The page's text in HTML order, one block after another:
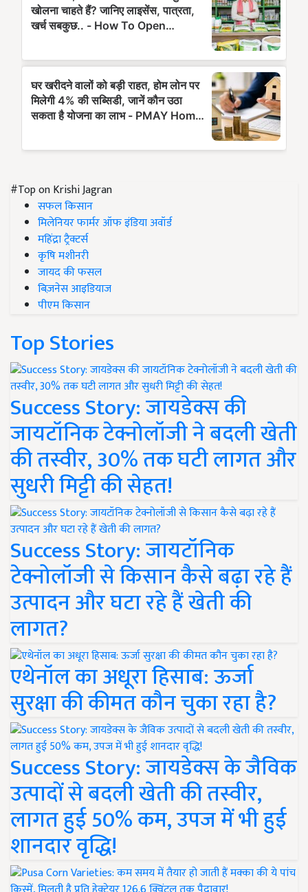
#Top on Krishi Jagran
सफल किसान
मिलेनियर फार्मर ऑफ इंडिया अवॉर्ड
महिंद्रा ट्रैक्टर्स
कृषि मशीनरी
जायद की फसल
बिज़नेस आइडियाज
पीएम किसान
Top Stories
Success Story: जायडेक्स की
जायटॉनिक टेक्नोलॉजी ने बदली खेती
की तस्वीर, 30% तक घटी लागत और
सुधरी मिट्टी की सेहत!
Success Story: जायटॉनिक
टेक्नोलॉजी से किसान कैसे बढ़ा रहे हैं
उत्पादन और घटा रहे हैं खेती की
लागत?
एथेनॉल का अधूरा हिसाब: ऊर्जा
सुरक्षा की कीमत कौन चुका रहा है?
Success Story: जायडेक्स के जैविक
उत्पादों से बदली खेती की तस्वीर,
लागत हुई 50% कम, उपज में भी हुई
शानदार वृद्धि!